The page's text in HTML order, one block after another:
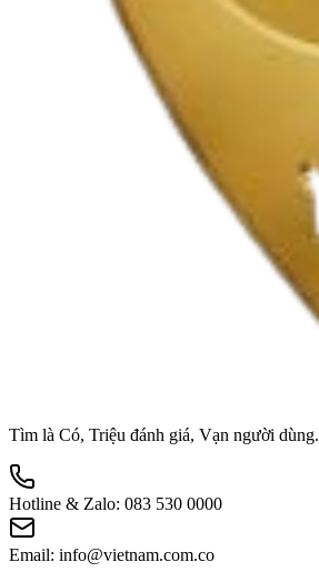
Tìm là Có, Triệu đánh giá, Vạn người dùng.
Hotline & Zalo: 083 530 0000
Email: info@vietnam.com.co